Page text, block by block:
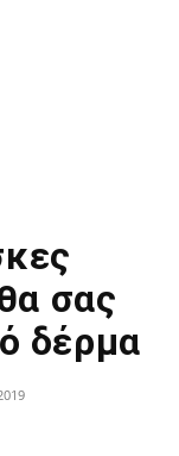
σας
δέρμα